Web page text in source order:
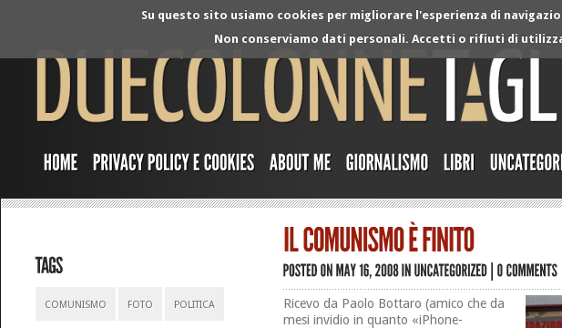
Su questo sito usiamo cookies per migliorare l'esperienza di
Non conserviamo dati personali. Accetti o rifiuti di
COMUNISMO FOTO POLITICA
Ricevo da Paolo Bottaro (amico che da
mesi invidio in quanto «iPhone-